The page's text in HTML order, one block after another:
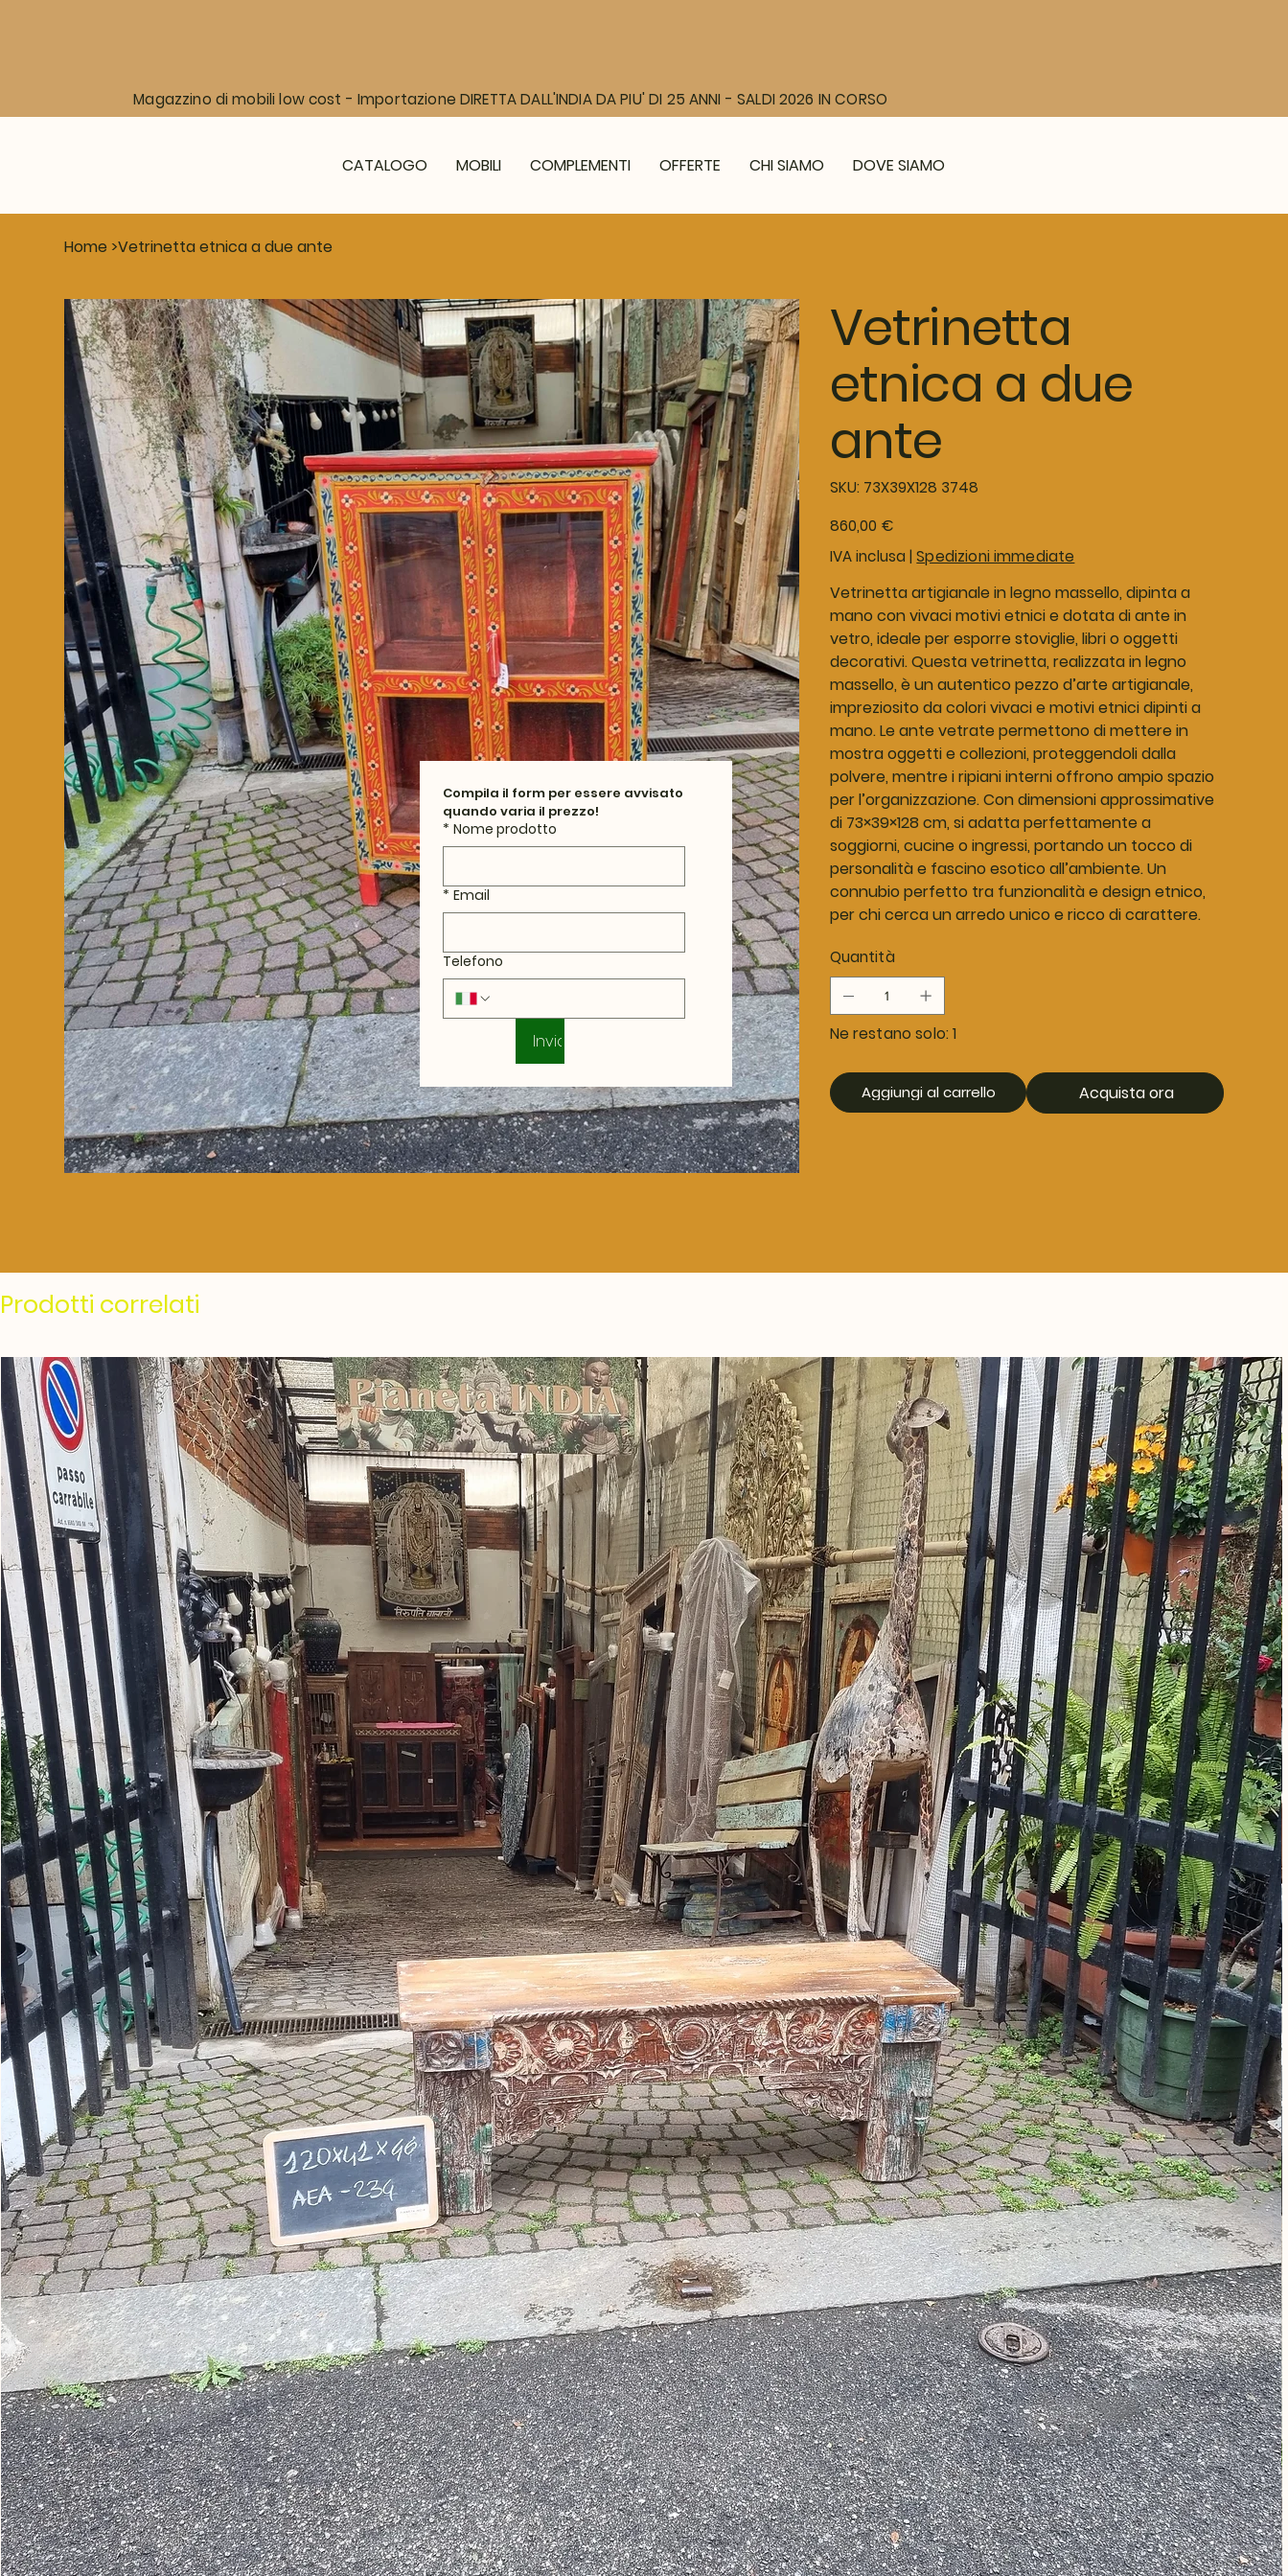
CATALOGO MOBILI COMPLEMENTI OFFERTE CHI SIAMO DOVE SIAMO
Home >Vetrinetta etnica a due ante
Vetrinetta
etnica a due
ante
SKU: SKU
73X39X128
73X39X128 3748
Prezzo
860,00 €
IVA inclusa | Spedizioni immediate
Vetrinetta artigianale in legno massello, dipinta a
mano con vivaci motivi etnici e dotata di ante in
vetro, ideale per esporre stoviglie, libri o oggetti
decorativi. Questa vetrinetta, realizzata in legno
massello, è un autentico pezzo d’arte artigianale,
impreziosito da colori vivaci e motivi etnici dipinti a
mano. Le ante vetrate permettono di mettere in
mostra oggetti e collezioni, proteggendoli dalla
polvere, mentre i ripiani interni offrono ampio spazio
per l’organizzazione. Con dimensioni approssimative
di 73×39×128 cm, si adatta perfettamente a
soggiorni, cucine o ingressi, portando un tocco di
personalità e fascino esotico all’ambiente. Un
connubio perfetto tra funzionalità e design etnico,
per chi cerca un arredo unico e ricco di carattere.
Quantità
Ne restano solo: 1
Aggiungi al carrello Acquista ora
Compila il form per essere avvisato
quando varia il prezzo!
* Nome prodotto
* Email
Telefono
Invia
Prodotti correlati
Magazzino di mobili low cost - Importazione DIRETTA DALL'INDIA DA PIU' DI 25 ANNI - SALDI 2026 IN CORSO